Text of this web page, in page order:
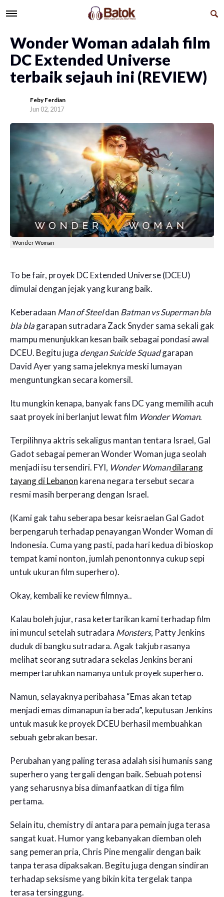
Wonder Woman adalah film
DC Extended Universe
terbaik sejauh ini (REVIEW)
Feby Ferdian
Jun 02, 2017
Wonder Woman
To be fair, proyek DC Extended Universe (DCEU)
dimulai dengan jejak yang kurang baik.
Keberadaan Man of Steeldan Batman vs Superman bla
bla blagarapan sutradara Zack Snyder sama sekali gak
mampu menunjukkan kesan baik sebagai pondasi awal
DCEU. Begitu juga denganSuicide Squadgarapan
David Ayer yang sama jeleknya meski lumayan
menguntungkan secara komersil.
Itu mungkin kenapa, banyak fans DC yang memilih acuh
saat proyek ini berlanjut lewat film Wonder Woman.
Terpilihnya aktris sekaligus mantan tentara Israel, Gal
Gadot sebagai pemeran Wonder Woman juga seolah
menjadi isu tersendiri. FYI, Wonder Womandilarang
tayang di Lebanon karena negara tersebut secara
resmi masih berperang dengan Israel.
(Kami gak tahu seberapa besar keisraelan Gal Gadot
berpengaruh terhadap penayangan Wonder Woman di
Indonesia. Cuma yang pasti, pada hari kedua di bioskop
tempat kami nonton, jumlah penontonnya cukup sepi
untuk ukuran film superhero).
Okay, kembali ke review filmnya..
Kalau boleh jujur, rasa ketertarikan kami terhadap film
ini muncul setelah sutradara Monsters, Patty Jenkins
duduk di bangku sutradara. Agak takjub rasanya
melihat seorang sutradara sekelas Jenkins berani
mempertaruhkan namanya untuk proyek superhero.
Namun, selayaknya peribahasa “Emas akan tetap
menjadi emas dimanapun ia berada”, keputusan Jenkins
untuk masuk ke proyek DCEU berhasil membuahkan
sebuah gebrakan besar.
Perubahan yang paling terasa adalah sisi humanis sang
superhero yang tergali dengan baik. Sebuah potensi
yang seharusnya bisa dimanfaatkan di tiga film
pertama.
Selain itu, chemistry di antara para pemain juga terasa
sangat kuat. Humor yang kebanyakan diemban oleh
sang pemeran pria, Chris Pine mengalir dengan baik
tanpa terasa dipaksakan. Begitu juga dengan sindiran
terhadap seksisme yang bikin kita tergelak tanpa
terasa tersinggung.